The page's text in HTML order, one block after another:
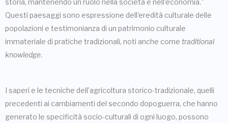
Questi paesaggi sono espressione dell’eredità culturale delle
popolazioni e testimonianza di un patrimonio culturale
immateriale di pratiche tradizionali, noti anche come traditional
knowledge.
I saperi e le tecniche dell’agricoltura storico-tradizionale, quelli
precedenti ai cambiamenti del secondo dopoguerra, che hanno
generato le specificità socio-culturali di ogni luogo, possono